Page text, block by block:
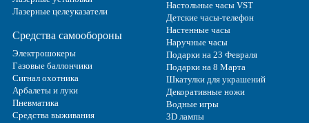
Лазерные целеуказатели
Средства самообороны
Электрошокеры
Газовые баллончики
Сигнал охотника
Арбалеты и луки
Пневматика
Средства выживания
Настольные часы VST
Детские часы-телефон
Настенные часы
Наручные часы
Подарки на 23 Февраля
Подарки на 8 Марта
Шкатулки для украшений
Декоративные ножи
Водные игры
3D лампы